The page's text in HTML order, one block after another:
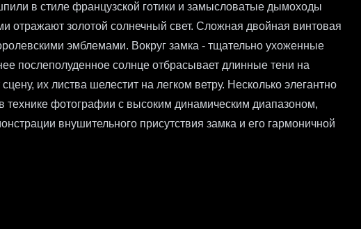
в стиле французской готики и замысловатые дымоходы
золотой солнечный свет. Сложная двойная винтовая
эмблемами. Вокруг замка - тщательно ухоженные
послеполуденное солнце отбрасывает длинные тени на
их листва шелестит на легком ветру. Несколько элегантно
технике фотографии с высоким динамическим диапазоном,
внушительного присутствия замка и его гармоничной